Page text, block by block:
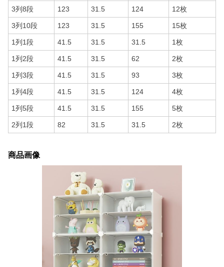
3列8段 123 31.5 124 12枚
3列10段 123 31.5 155 15枚
1列1段 41.5 31.5 31.5 1枚
1列2段 41.5 31.5 62 2枚
1列3段 41.5 31.5 93 3枚
1列4段 41.5 31.5 124 4枚
1列5段 41.5 31.5 155 5枚
2列1段 82 31.5 31.5 2枚
商品画像